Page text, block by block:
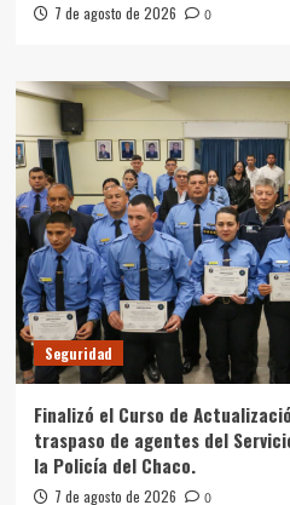
7 de agosto de 2026 0
Seguridad
Finalizó el Curso de
traspaso de agentes del
la Policía del Chaco.
7 de agosto de 2026 0